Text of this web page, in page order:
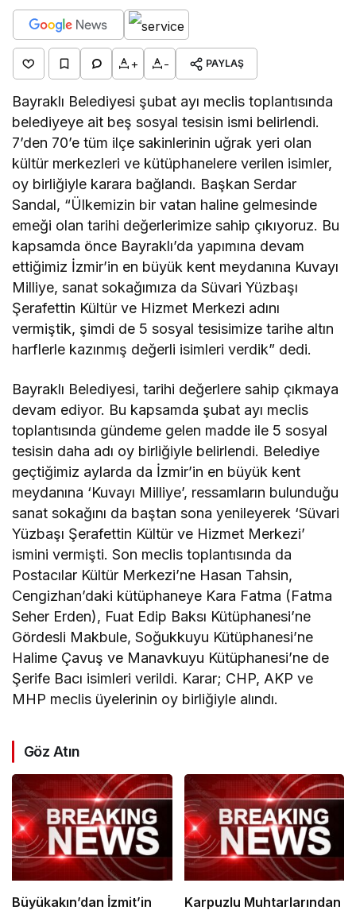
+ - PAYLAŞ
Bayraklı Belediyesi şubat ayı meclis toplantısında
belediyeye ait beş sosyal tesisin ismi belirlendi.
7’den 70’e tüm ilçe sakinlerinin uğrak yeri olan
kültür merkezleri ve kütüphanelere verilen isimler,
oy birliğiyle karara bağlandı. Başkan Serdar
Sandal, “Ülkemizin bir vatan haline gelmesinde
emeği olan tarihi değerlerimize sahip çıkıyoruz. Bu
kapsamda önce Bayraklı’da yapımına devam
ettiğimiz İzmir’in en büyük kent meydanına Kuvayı
Milliye, sanat sokağımıza da Süvari Yüzbaşı
Şerafettin Kültür ve Hizmet Merkezi adını
vermiştik, şimdi de 5 sosyal tesisimize tarihe altın
harflerle kazınmış değerli isimleri verdik” dedi.
Bayraklı Belediyesi, tarihi değerlere sahip çıkmaya
devam ediyor. Bu kapsamda şubat ayı meclis
toplantısında gündeme gelen madde ile 5 sosyal
tesisin daha adı oy birliğiyle belirlendi. Belediye
geçtiğimiz aylarda da İzmir’in en büyük kent
meydanına ‘Kuvayı Milliye’, ressamların bulunduğu
sanat sokağını da baştan sona yenileyerek ‘Süvari
Yüzbaşı Şerafettin Kültür ve Hizmet Merkezi’
ismini vermişti. Son meclis toplantısında da
Postacılar Kültür Merkezi’ne Hasan Tahsin,
Cengizhan’daki kütüphaneye Kara Fatma (Fatma
Seher Erden), Fuat Edip Baksı Kütüphanesi’ne
Gördesli Makbule, Soğukkuyu Kütüphanesi’ne
Halime Çavuş ve Manavkuyu Kütüphanesi’ne de
Şerife Bacı isimleri verildi. Karar; CHP, AKP ve
MHP meclis üyelerinin oy birliğiyle alındı.
Göz Atın
Büyükakın’dan İzmit’in
Karpuzlu Muhtarlarından